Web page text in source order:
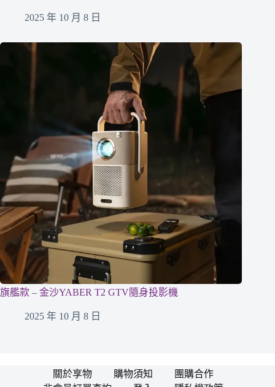
2025 年 10 月 8 日
旗艦款 – 金沙YABER T2 GTV隨身投影機
2025 年 10 月 8 日
關於享物 購物須知
團購合作